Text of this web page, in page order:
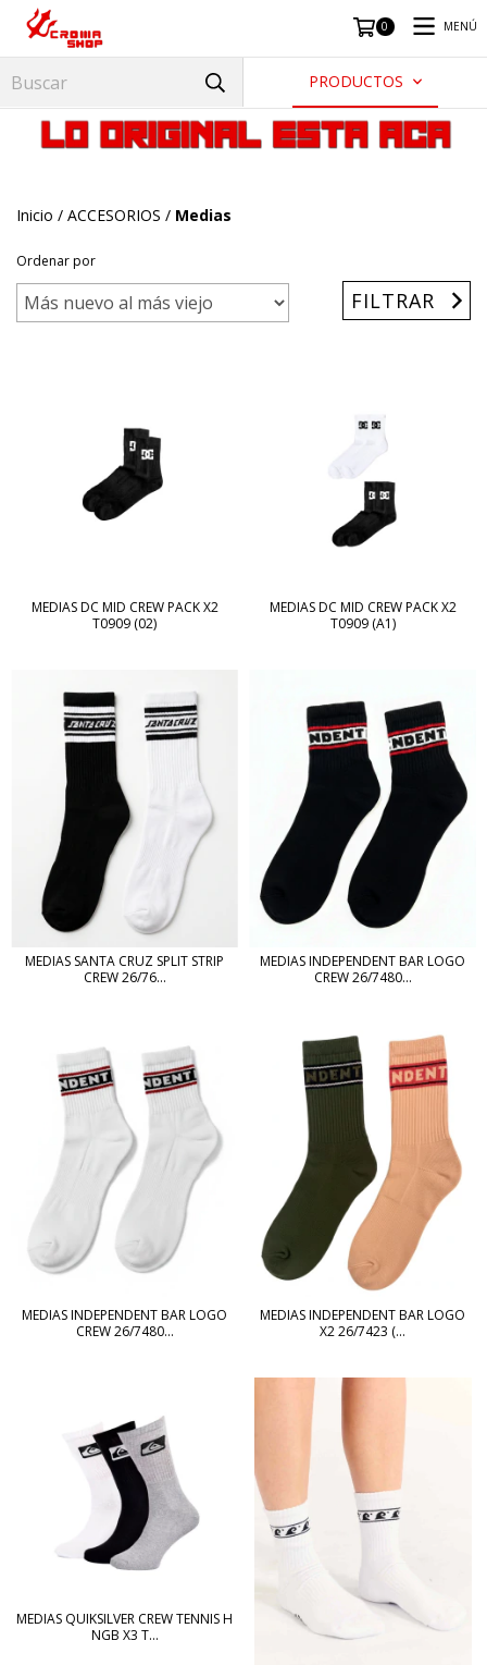
0 MENÚ
PRODUCTOS
Inicio / ACCESORIOS / Medias
Ordenar por
FILTRAR
MEDIAS DC MID CREW PACK X2
T0909 (02)
MEDIAS DC MID CREW PACK X2
T0909 (A1)
MEDIAS SANTA CRUZ SPLIT STRIP
CREW 26/76...
MEDIAS INDEPENDENT BAR LOGO
CREW 26/7480...
MEDIAS INDEPENDENT BAR LOGO
CREW 26/7480...
MEDIAS INDEPENDENT BAR LOGO
X2 26/7423 (...
MEDIAS QUIKSILVER CREW TENNIS H
NGB X3 T...